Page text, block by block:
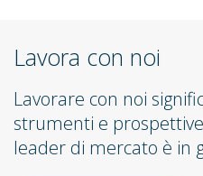
Lavora con noi
Lavorare con noi
strumenti e
leader di mercato è in